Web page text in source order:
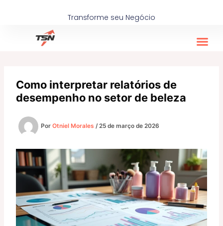
Transforme seu Negócio
Como interpretar relatórios de
desempenho no setor de beleza
Por Otniel Morales /25 de março de 2026